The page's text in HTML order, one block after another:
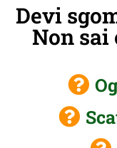
Devi
Non